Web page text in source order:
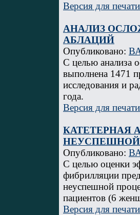
Версия для печати
АНАЛИЗ
АБЛАЦИЙ
Опубликовано:
С целью анализа
выполнена 1471
исследования и
года.
Версия для печати
КАТЕТЕРНАЯ
НЕУСПЕШНОЙ
Опубликовано:
С целью оценки
фибрилляции
неуспешной
пациентов (6
Версия для печати